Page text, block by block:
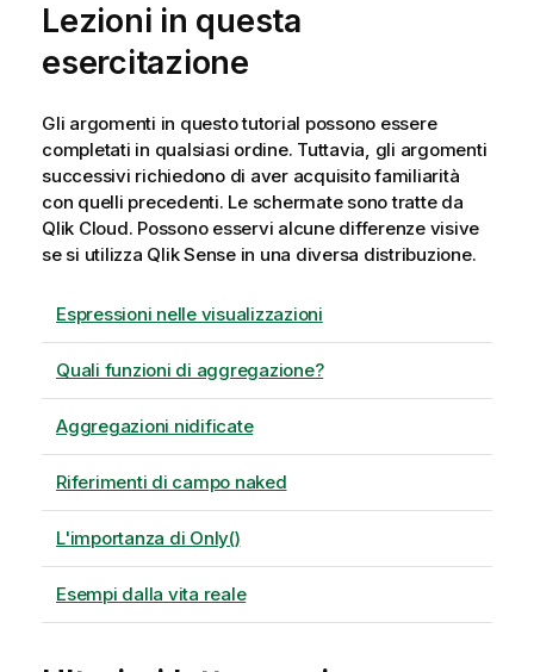
Lezioni in questa
esercitazione
Gli argomenti in questo tutorial possono essere
completati in qualsiasi ordine. Tuttavia, gli argomenti
successivi richiedono di aver acquisito familiarità
con quelli precedenti. Le schermate sono tratte da
Qlik Cloud. Possono esservi alcune differenze visive
se si utilizza Qlik Sensein una diversa distribuzione.
Espressioni nelle visualizzazioni
Quali funzioni di aggregazione?
Aggregazioni nidificate
Riferimenti di campo naked
L'importanza di Only()
Esempi dalla vita reale